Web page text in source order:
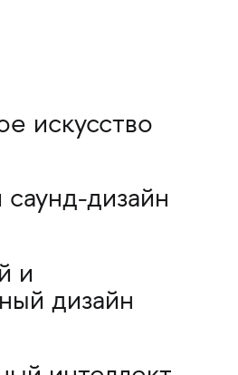
искусство
дизайн
и
дизайн